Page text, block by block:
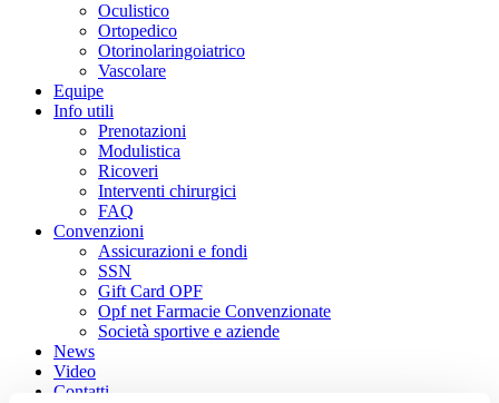
Oculistico
Ortopedico
Otorinolaringoiatrico
Vascolare
Equipe
Info utili
Prenotazioni
Modulistica
Ricoveri
Interventi chirurgici
FAQ
Convenzioni
Assicurazioni e fondi
SSN
Gift Card OPF
Opf net Farmacie Convenzionate
Società sportive e aziende
News
Video
Contatti